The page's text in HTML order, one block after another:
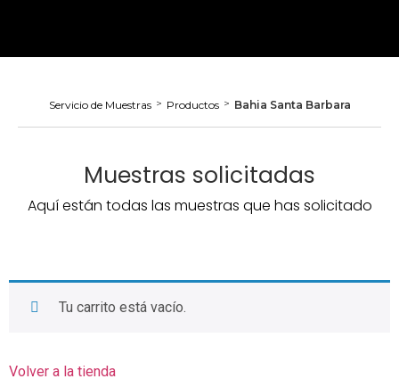
Servicio de Muestras > Productos > Bahia Santa Barbara
Muestras solicitadas
Aquí están todas las muestras que has solicitado
Tu carrito está vacío.
Volver a la tienda